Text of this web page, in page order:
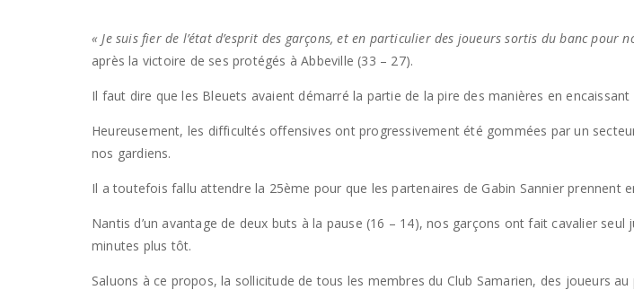
« Je suis fier de l’état d’esprit des garçons, et en particulier des joueurs sortis du banc pour
après la victoire de ses protégés à Abbeville (33 – 27).
Il faut dire que les Bleuets avaient démarré la partie de la pire des manières en
Heureusement, les difficultés offensives ont progressivement été gommées par un
nos gardiens.
Il a toutefois fallu attendre la 25ème pour que les partenaires de Gabin Sannier prennent
Nantis d’un avantage de deux buts à la pause (16 – 14), nos garçons ont fait cavalier
minutes plus tôt.
Saluons à ce propos, la sollicitude de tous les membres du Club Samarien, des joueurs